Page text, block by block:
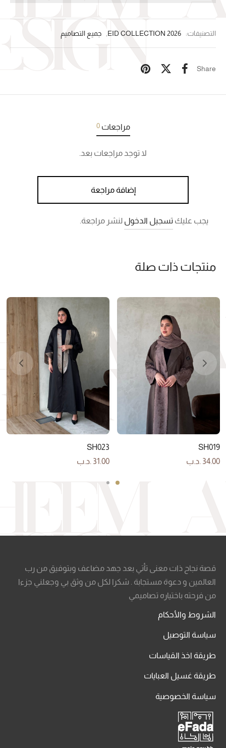
التصنيفات: 2026 EID COLLECTION جميع التصاميم
Share
مراجعات0
لا توجد مراجعات بعد.
إضافة مراجعة
يجب عليك تسجيل الدخول لنشر مراجعة.
منتجات ذات صلة
SH019
34.00 .د.ب
SH023
31.00 .د.ب
قصة نجاح ذات معنى تأتي بعد جهد مضاعف وبتوفيق من رب
العالمين و دعوة مستجابة . شكرا لكل من وثق بي وجعلني جزءا
من فرحته باختياره تصاميمي
الشروط والأحكام
سياسة التوصيل
طريقة اخذ القياسات
طريقة غسيل العبايات
سياسة الخصوصية